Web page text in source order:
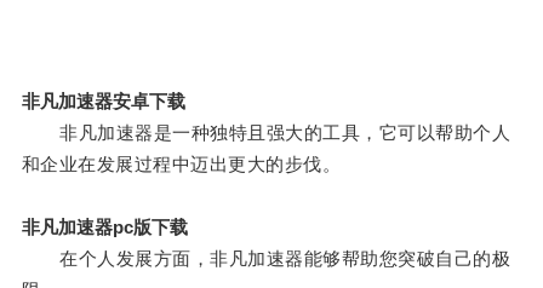
非凡加速器安卓下载
非凡加速器是一种独特且强大的工具，它可以帮助个人
和企业在发展过程中迈出更大的步伐。
非凡加速器pc版下载
在个人发展方面，非凡加速器能够帮助您突破自己的极